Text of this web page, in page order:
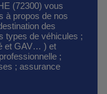
(72300) vous
à propos de nos
des
types de véhicules ;
et GAV… ) et
;
; assurance